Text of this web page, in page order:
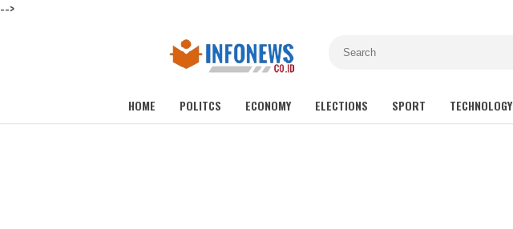
-->
HOME POLITCS ECONOMY ELECTIONS SPORT TECHNOLOGY